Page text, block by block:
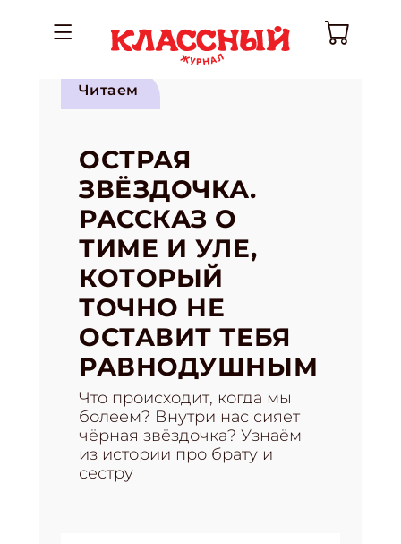
Читаем
ОСТРАЯ
ЗВЁЗДОЧКА.
РАССКАЗ О
ТИМЕ И УЛЕ,
КОТОРЫЙ
ТОЧНО НЕ
ОСТАВИТ ТЕБЯ
РАВНОДУШНЫМ
Что происходит, когда мы
болеем? Внутри нас сияет
чёрная звёздочка? Узнаём
из истории про брату и
сестру